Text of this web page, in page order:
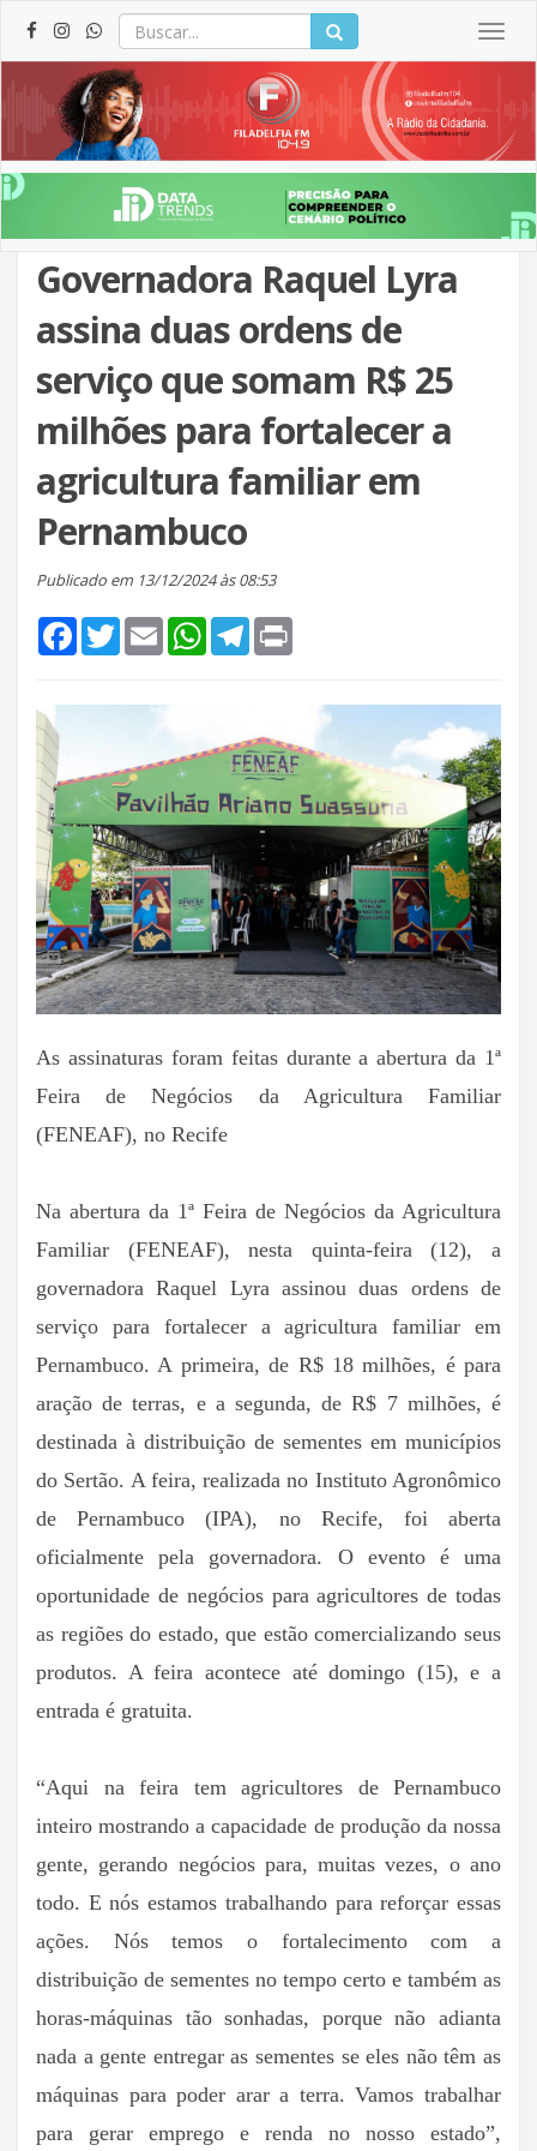
Governadora Raquel Lyra
assina duas ordens de
serviço que somam R$ 25
milhões para fortalecer a
agricultura familiar em
Pernambuco
Publicado em 13/12/2024 às 08:53
FacebookTwitterEmail WhatsApp
Telegram
As assinaturas foram feitas durante a abertura da 1ª
Feira de Negócios da Agricultura Familiar
(FENEAF), no Recife
Na abertura da 1ª Feira de Negócios da Agricultura
Familiar (FENEAF), nesta quinta-feira (12), a
governadora Raquel Lyra assinou duas ordens de
serviço para fortalecer a agricultura familiar em
Pernambuco. A primeira, de R$ 18 milhões, é para
aração de terras, e a segunda, de R$ 7 milhões, é
destinada à distribuição de sementes em municípios
do Sertão. A feira, realizada no Instituto Agronômico
de Pernambuco (IPA), no Recife, foi aberta
oficialmente pela governadora. O evento é uma
oportunidade de negócios para agricultores de todas
as regiões do estado, que estão comercializando seus
produtos. A feira acontece até domingo (15), e a
entrada é gratuita.
“Aqui na feira tem agricultores de Pernambuco
inteiro mostrando a capacidade de produção da nossa
gente, gerando negócios para, muitas vezes, o ano
todo. E nós estamos trabalhando para reforçar essas
ações. Nós temos o fortalecimento com a
distribuição de sementes no tempo certo e também as
horas-máquinas tão sonhadas, porque não adianta
nada a gente entregar as sementes se eles não têm as
máquinas para poder arar a terra. Vamos trabalhar
para gerar emprego e renda no nosso estado”,